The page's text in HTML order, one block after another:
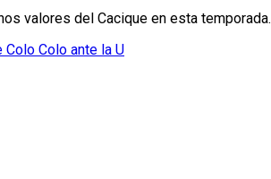
valores del Cacique en esta temporada.
Colo ante la U